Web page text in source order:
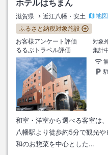
ホテルはちまん
滋賀県 近江八幡・安土
地図
ふるさと納税対象施設
お客様アンケート評価
対象
るるぶトラベル評価
集計
和室・洋室から選べる客室は
八幡駅より徒歩約5分で観光
和のお惣菜を中心とした…